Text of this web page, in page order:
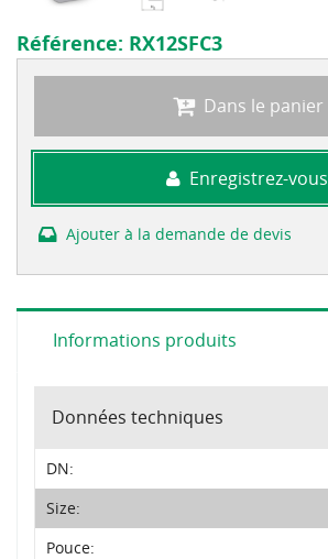
Référence: RX12SFC3
Dans le panier
Enregistrez-vous
Ajouter à la demande de devis
Informations produits
Données techniques
DN:
Size:
Pouce: